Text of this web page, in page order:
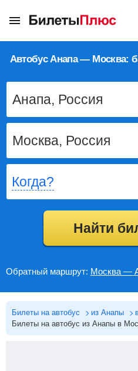
Автобус Анапа — Москва:
Когда?
Найти
Обратный маршрут: Москва —
Билеты на автобус из Анапы
Билеты на автобус из Анапы в